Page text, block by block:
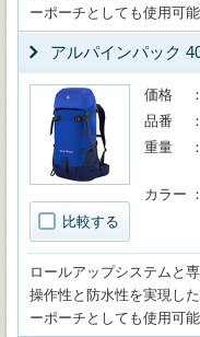
ーポーチとしても使用可
アルパインパック
比較する
価格
品番
重量
カラー
ロールアップシステムと
操作性と防水性を実現し
ーポーチとしても使用可